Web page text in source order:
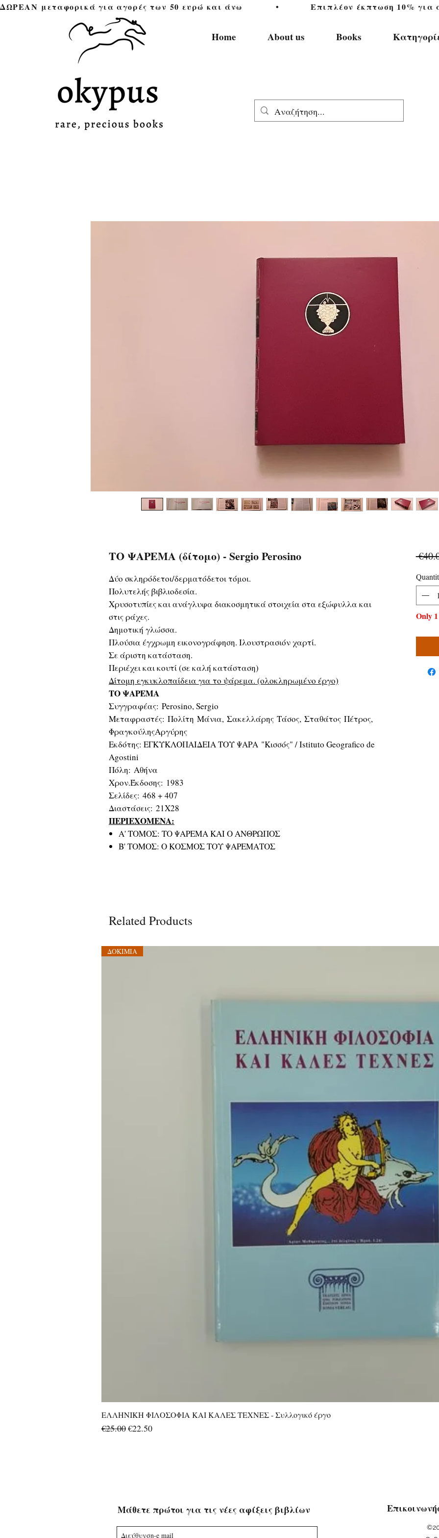
ΔΩΡΕΑΝ μεταφορικά για αγορές των 50 ευρώ και άνω            •           Επιπλέον έκπτωση 10%
Home About us Books
ΤΟ ΨΑΡΕΜΑ (δίτομο) - Sergio Perosino
Δύο σκληρόδετοι/δερματόδετοι τόμοι.
Πολυτελής βιβλιοδεσία.
Χρυσοτυπίες και ανάγλυφα διακοσμητικά στοιχεία στα εξώφυλλα και
στις ράχες.
Δημοτική γλώσσα.
Πλούσια έγχρωμη εικονογράφηση. Ιλουστρασιόν χαρτί.
Σε άριστη κατάσταση.
Περιέχει και κουτί (σε καλή κατάσταση)
Δίτομη εγκυκλοπαίδεια για το ψάρεμα. (ολοκληρωμένο έργο)
ΤΟ ΨΑΡΕΜΑ
Συγγραφέας: Perosino, Sergio
Μεταφραστές: Πολίτη Μάνια, Σακελλάρης Τάσος, Σταθάτος Πέτρος,
ΦραγκούληςΑργύρης
Εκδότης: ΕΓΚΥΚΛΟΠΑΙΔΕΙΑ ΤΟΥ ΨΑΡΑ "Κισσός" / Istituto Geografico de
Agostini
Πόλη: Αθήνα
Χρον.Έκδοσης: 1983
Σελίδες: 468 + 407
Διαστάσεις: 21X28
ΠΕΡΙΕΧΟΜΕΝΑ:
Α' ΤΟΜΟΣ: ΤΟ ΨΑΡΕΜΑ ΚΑΙ Ο ΑΝΘΡΩΠΟΣ
Β' ΤΟΜΟΣ: Ο ΚΟΣΜΟΣ ΤΟΥ ΨΑΡΕΜΑΤΟΣ
Only
Related Products
Quick View
ΔΟΚΙΜΙΑ
ΕΛΛΗΝΙΚΗ ΦΙΛΟΣΟΦΙΑ ΚΑΙ ΚΑΛΕΣ ΤΕΧΝΕΣ - Συλλογικό έργο
Regular Price
€25.00Sale Price
€22.50
Μάθετε πρώτοι για τις νέες αφίξεις βιβλίων